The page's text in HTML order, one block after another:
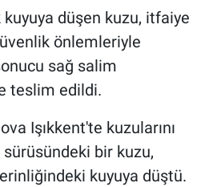
düşen kuzu, itfaiye
önlemleriyle
sağ salim
teslim edildi.
Işıkkent'te kuzularını
bir kuzu,
kuyuya düştü.